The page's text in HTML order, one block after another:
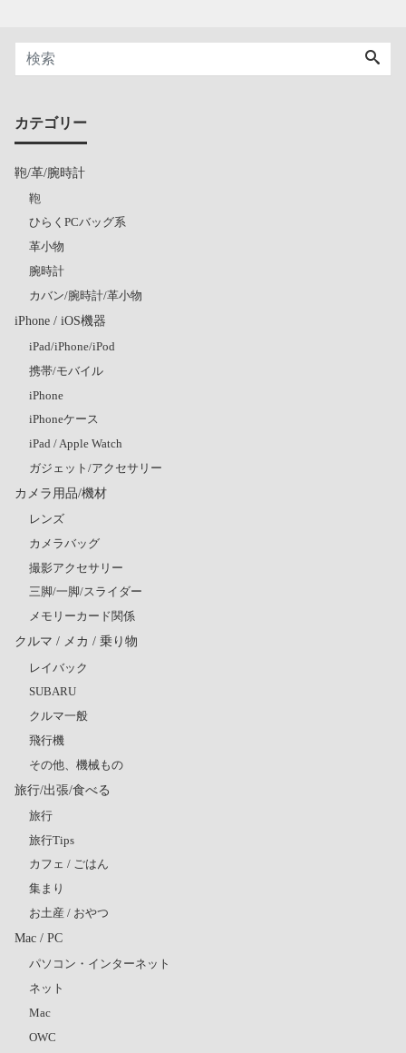
カテゴリー
鞄/革/腕時計
鞄
ひらくPCバッグ系
革小物
腕時計
カバン/腕時計/革小物
iPhone / iOS機器
iPad/iPhone/iPod
携帯/モバイル
iPhone
iPhoneケース
iPad / Apple Watch
ガジェット/アクセサリー
カメラ用品/機材
レンズ
カメラバッグ
撮影アクセサリー
三脚/一脚/スライダー
メモリーカード関係
クルマ / メカ / 乗り物
レイバック
SUBARU
クルマ一般
飛行機
その他、機械もの
旅行/出張/食べる
旅行
旅行Tips
カフェ / ごはん
集まり
お土産 / おやつ
Mac / PC
パソコン・インターネット
ネット
Mac
OWC